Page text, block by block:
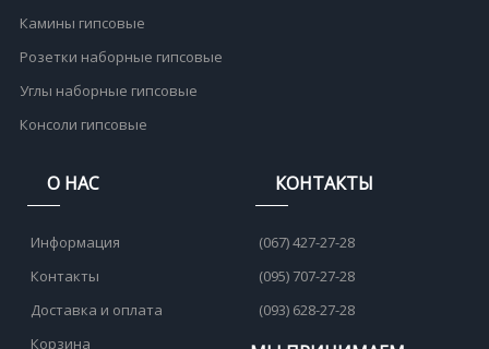
Камины гипсовые
Розетки наборные гипсовые
Углы наборные гипсовые
Консоли гипсовые
О НАС
Информация
Контакты
Доставка и оплата
Корзина
КОНТАКТЫ
(067) 427-27-28
(095) 707-27-28
(093) 628-27-28